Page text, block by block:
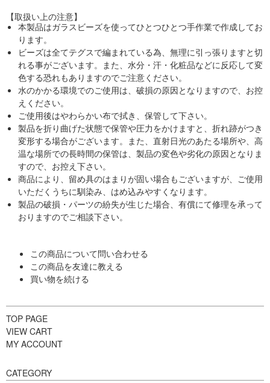
【取扱い上の注意】
本製品はガラスビーズを使ってひとつひとつ手作業で作成してお
ります。
ビーズは全てテグスで編まれている為、無理に引っ張りますと切
れる事がございます。また、水分・汗・化粧品などに反応して変
色する恐れもありますのでご注意ください。
水のかかる環境でのご使用は、破損の原因となりますので、お控
えください。
ご使用後はやわらかい布で拭き、保管して下さい。
製品を折り曲げた状態で保管や圧力をかけますと、折れ跡がつき
変形する場合がございます。また、直射日光のあたる場所や、高
温な場所での長時間の保管は、製品の変色や劣化の原因となりま
すので、お控え下さい。
商品により、留め具のはまりが固い場合もございますが、ご使用
いただくうちに馴染み、はめ込みやすくなります。
製品の破損・パーツの紛失が生じた場合、有償にて修理を承って
おりますのでご相談下さい。
この商品について問い合わせる
この商品を友達に教える
買い物を続ける
TOP PAGE
VIEW CART
MY ACCOUNT
CATEGORY